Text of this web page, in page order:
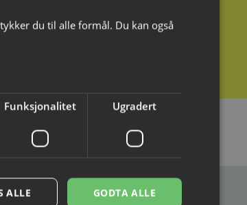
du til alle formål. Du kan også
Funksjonalitet Ugradert
GODTA ALLE
ALLE